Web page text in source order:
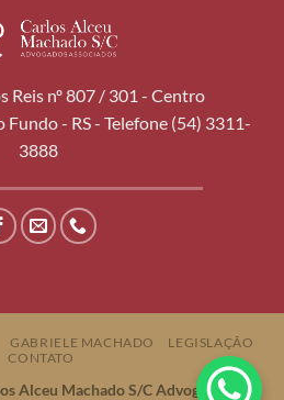
Reis nº 807 / 301 - Centro
- RS - Telefone (54) 3311-
3888
GABRIELE MACHADO
LEGISLAÇÃO
CONTATO
Alceu Machado S/C Advogados